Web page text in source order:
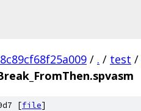
/ . / test /
[file]